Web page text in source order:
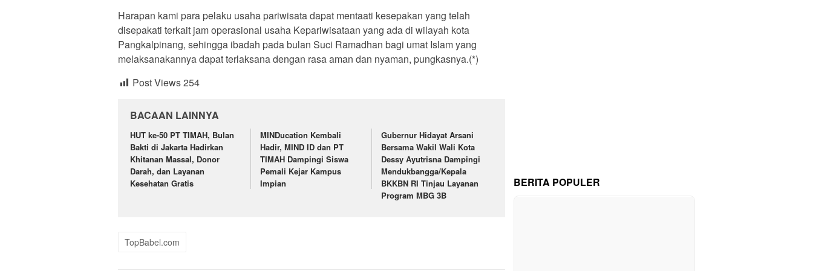
Harapan kami para pelaku usaha pariwisata dapat mentaati kesepakan yang telah
disepakati terkait jam operasional usaha Kepariwisataan yang ada di wilayah kota
Pangkalpinang, sehingga ibadah pada bulan Suci Ramadhan bagi umat Islam yang
melaksanakannya dapat terlaksana dengan rasa aman dan nyaman, pungkasnya.(*)
Post Views254
BACAAN LAINNYA
HUT ke-50 PT TIMAH, Bulan
Bakti di Jakarta Hadirkan
Khitanan Massal, Donor
Darah, dan Layanan
Kesehatan Gratis
MINDucation Kembali
Hadir, MIND ID dan PT
TIMAH Dampingi Siswa
Pemali Kejar Kampus
Impian
Gubernur Hidayat Arsani
Bersama Wakil Wali Kota
Dessy Ayutrisna Dampingi
Mendukbangga/Kepala
BKKBN RI Tinjau Layanan
Program MBG 3B
TopBabel.com
BERITA POPULER